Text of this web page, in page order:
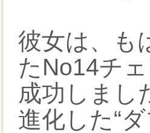
彼女は、も
たNo14チ
成功しまし
進化した“